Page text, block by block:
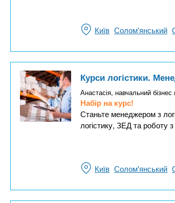
Київ Солом'янський
Курси логістики.
Анастасія, навчальний бізнес
Набір на курс!
Станьте менеджером з
логістику, ЗЕД та роботу
Київ Солом'янський